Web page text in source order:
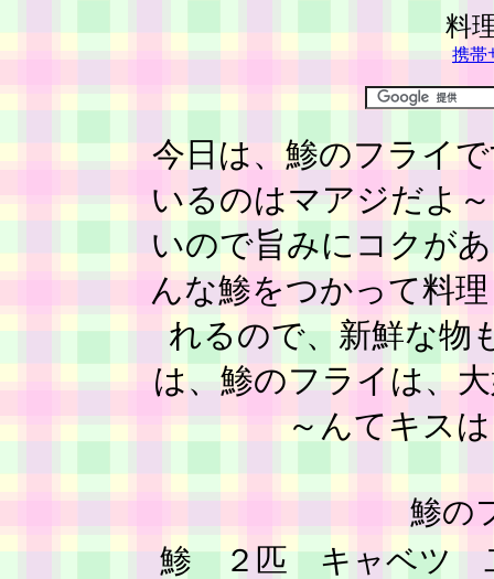
料
携帯
今日は、鯵のフライ
いるのはマアジだよ
いので旨みにコクが
んな鯵をつかって料
れるので、新鮮な物
は、鯵のフライは、
～んてキス
鯵の
鯵 ２匹 キャベツ